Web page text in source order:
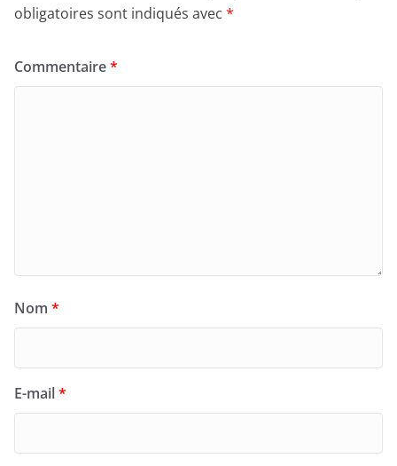
obligatoires sont indiqués avec *
Commentaire*
Nom *
E-mail*